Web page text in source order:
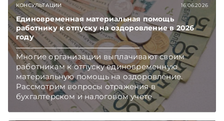
КОНСУЛЬТАЦИИ 16.06.2026
Единовременная материальная помощь
работнику к отпуску на оздоровление в 2026
году
Многие организации выплачивают своим
работникам к отпуску единовременную
материальную помощь на оздоровление.
Рассмотрим вопросы отражения в
бухгалтерском и налоговом учете
хозяйственных операций по начислению и